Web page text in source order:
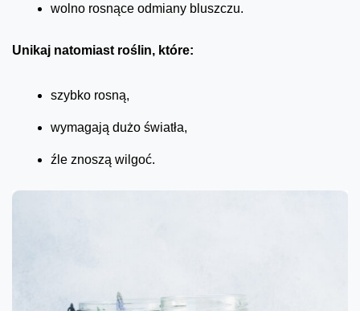
wolno rosnące odmiany bluszczu.
Unikaj natomiast roślin, które:
szybko rosną,
wymagają dużo światła,
źle znoszą wilgoć.